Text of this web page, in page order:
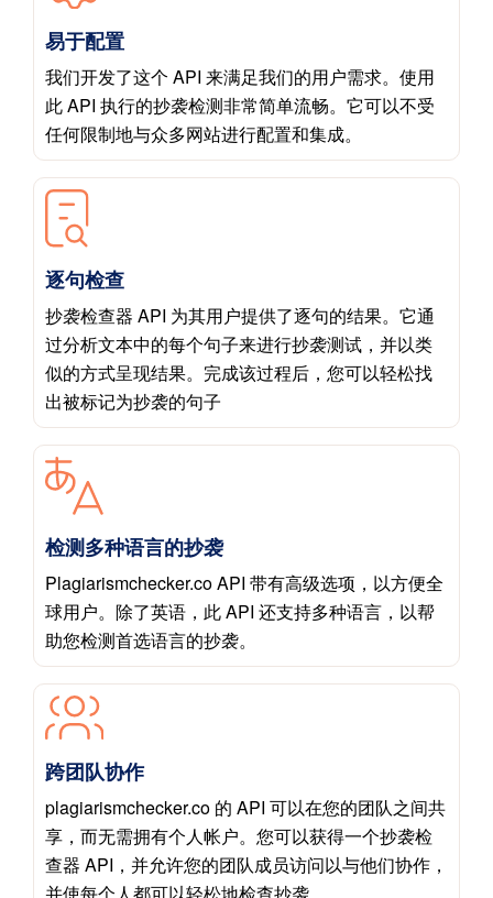
易于配置
我们开发了这个 API 来满足我们的用户需求。使用
此 API 执行的抄袭检测非常简单流畅。它可以不受
任何限制地与众多网站进行配置和集成。
逐句检查
抄袭检查器 API 为其用户提供了逐句的结果。它通
过分析文本中的每个句子来进行抄袭测试，并以类
似的方式呈现结果。完成该过程后，您可以轻松找
出被标记为抄袭的句子
检测多种语言的抄袭
Plagiarismchecker.co API 带有高级选项，以方便全
球用户。除了英语，此 API 还支持多种语言，以帮
助您检测首选语言的抄袭。
跨团队协作
plagiarismchecker.co 的 API 可以在您的团队之间共
享，而无需拥有个人帐户。您可以获得一个抄袭检
查器 API，并允许您的团队成员访问以与他们协作，